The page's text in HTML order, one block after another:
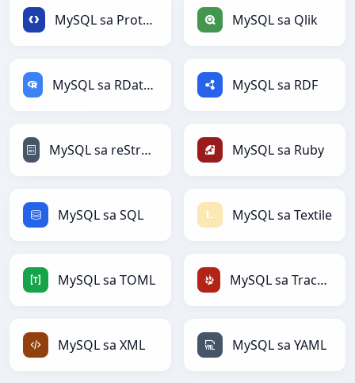
MySQL sa Protobuf MySQL sa Qlik
MySQL sa RDataFrame MySQL sa RDF
MySQL sa reStructuredText MySQL sa Ruby
MySQL sa SQL MySQL sa Textile
MySQL sa TOML MySQL sa TracWiki
MySQL sa XML MySQL sa YAML